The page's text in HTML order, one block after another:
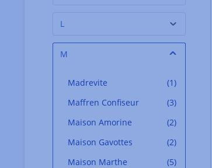
L
M
(1)
Madrevite
(3)
Maffren Confiseur
(2)
Maison Amorine
(2)
Maison Gavottes
(5)
Maison Marthe